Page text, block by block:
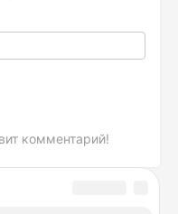
комментарий!